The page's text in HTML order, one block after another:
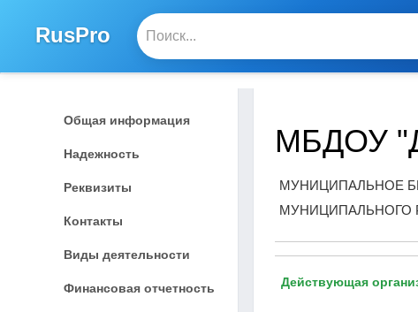
RusPro
Общая информация
Надежность
Реквизиты
Контакты
Виды деятельности
Финансовая отчетность
МБДОУ
МУНИЦИПАЛЬНОЕ
МУНИЦИПАЛЬНОГО
Действующая